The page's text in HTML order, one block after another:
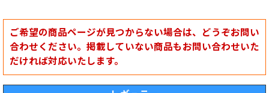
ご希望の商品ページが見つからない場合は、どうぞお問い
合わせください。掲載していない商品もお問い合わせいた
だければ対応いたします。